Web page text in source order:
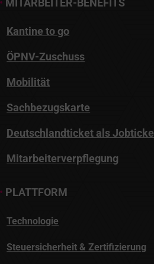
Kantine to go
ÖPNV-Zuschuss
Mobilität
Sachbezugskarte
Deutschlandticket als Jobticket
Mitarbeiterverpflegung
PLATTFORM
Technologie
Steuersicherheit & Zertifizierung
Kostenlos testen